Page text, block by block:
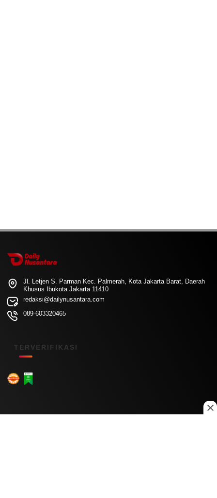
Jl. Letjen S. Parman Kec. Palmerah, Kota Jakarta Barat, Daerah
Khusus Ibukota Jakarta 11410
redaksi@dailynusantara.com
089-603320465
TERVERIFIKASI